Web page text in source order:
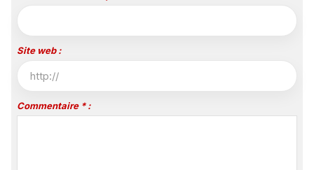
Site web :
Commentaire * :